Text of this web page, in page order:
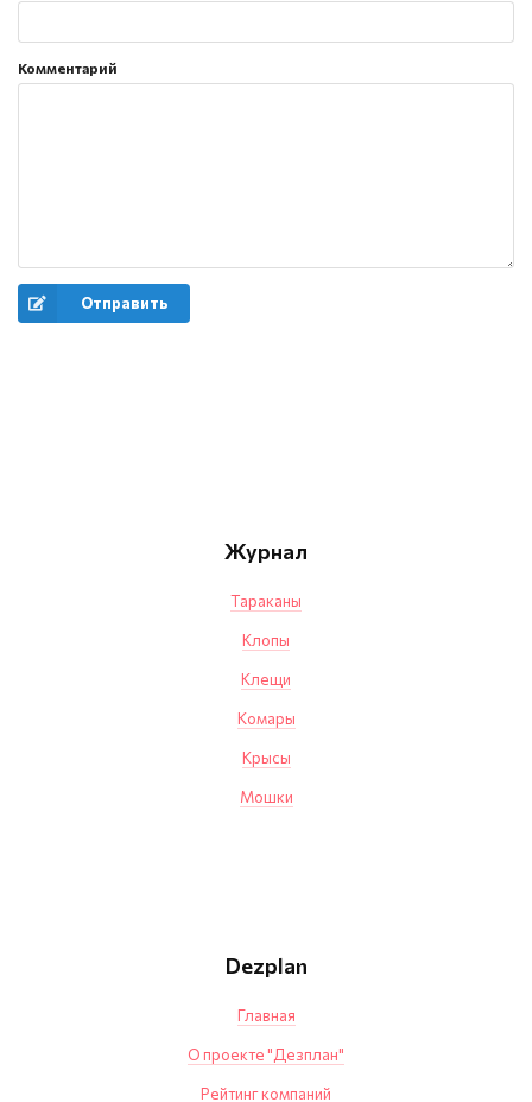
Комментарий
Отправить
Dezplan
Главная
О проекте "Дезплан"
Рейтинг компаний
Журнал
Тараканы
Клопы
Клещи
Комары
Крысы
Мошки